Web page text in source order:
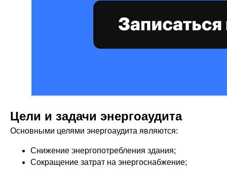
Цели и задачи энергоаудита
Основными целями энергоаудита являются:
Снижение энергопотребления здания;
Сокращение затрат на энергоснабжение;